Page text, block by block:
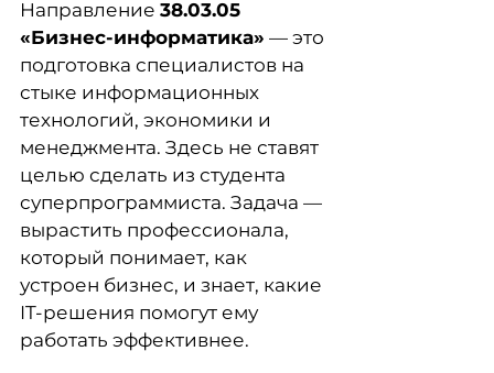
Направление 38.03.05
«Бизнес-информатика» — это
подготовка специалистов на
стыке информационных
технологий, экономики и
менеджмента. Здесь не ставят
целью сделать из студента
суперпрограммиста. Задача —
вырастить профессионала,
который понимает, как
устроен бизнес, и знает, какие
IT-решения помогут ему
работать эффективнее.